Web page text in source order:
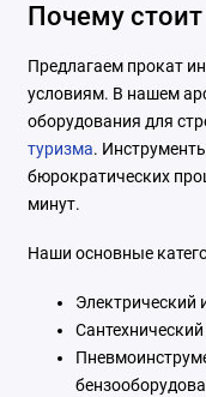
Почему
Предлагаем прокат
условиям. В нашем
оборудования для
туризма.
бюрократических
минут.
Наши основные
Электрический